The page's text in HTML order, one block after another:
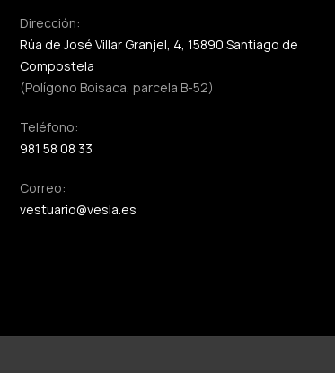
Dirección:
Rúa de José Villar Granjel, 4, 15890 Santiago de
Compostela
(Polígono Boisaca, parcela B-52)
Teléfono:
981 58 08 33
Correo:
vestuario@vesla.es